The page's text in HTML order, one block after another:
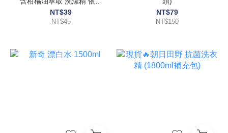
朗洗碗精 清潔碗盤 植物配
方 台灣製【輕鬆購五金百
NT$39
NT$45
NT$79
NT$150